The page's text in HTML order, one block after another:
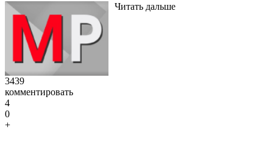
Читать дальше
3439
комментировать
4
0
+